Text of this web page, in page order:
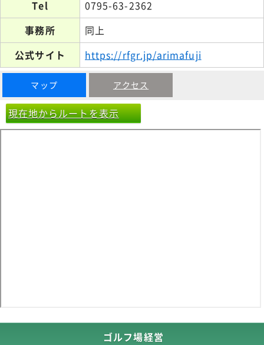
Tel
0795-63-2362
事務所
同上
公式サイト
https://rfgr.jp/arimafuji
マップ アクセス
現在地からルートを表示
ゴルフ場経営